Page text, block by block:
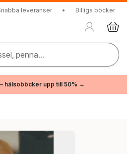
leveranser • Billiga böcker
penna...
hälsoböcker upp till 50% →